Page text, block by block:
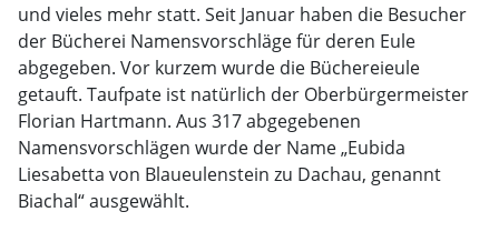
und vieles mehr statt. Seit Januar haben die Besucher
der Bücherei Namensvorschläge für deren Eule
abgegeben. Vor kurzem wurde die Büchereieule
getauft. Taufpate ist natürlich der Oberbürgermeister
Florian Hartmann. Aus 317 abgegebenen
Namensvorschlägen wurde der Name „Eubida
Liesabetta von Blaueulenstein zu Dachau, genannt
Biachal“ ausgewählt.